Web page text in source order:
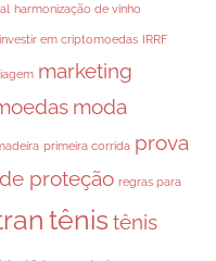
harmonização de vinho
investir em criptomoedas IRRF
marketing
moda
primeira corrida prova
proteção regras para
tênis tênis